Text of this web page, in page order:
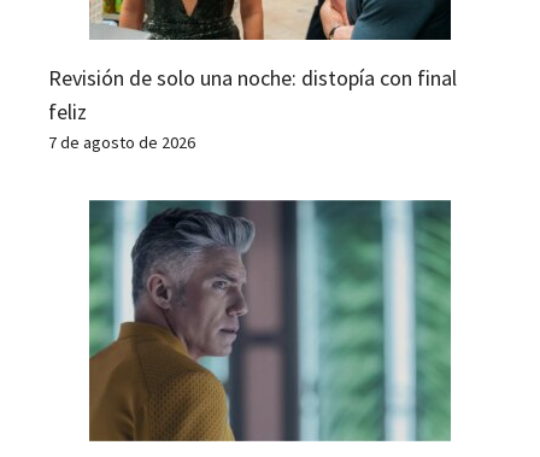
Revisión de solo una noche: distopía con final
feliz
7 de agosto de 2026